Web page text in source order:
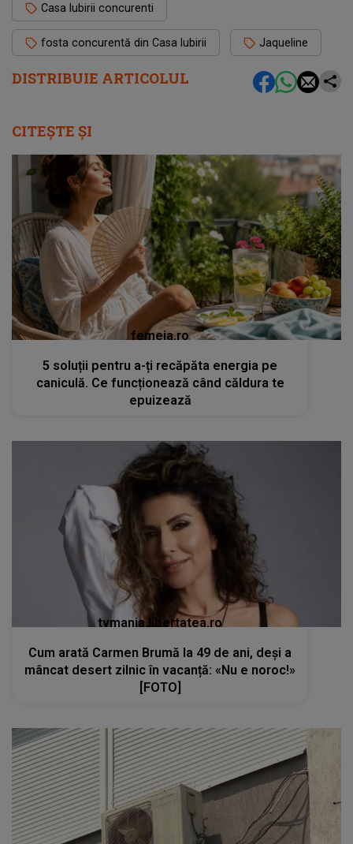
DISTRIBUIE ARTICOLUL
Casa Iubirii concurenti
fosta concurentă din Casa Iubirii Jaqueline
CITEȘTE ȘI
femeia.ro
5 soluții pentru a-ți recăpăta energia pe
caniculă. Ce funcționează când căldura te
epuizează
tvmania.libertatea.ro
Cum arată Carmen Brumă la 49 de ani, deși a
mâncat desert zilnic în vacanță: «Nu e noroc!»
[FOTO]